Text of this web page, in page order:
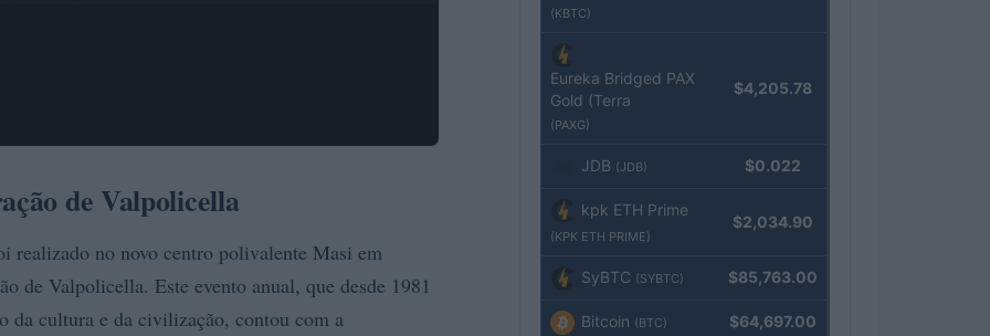
de Valpolicella
realizado no novo centro polivalente Masi em
de Valpolicella. Este evento anual, que desde 1981
da cultura e da civilização, contou com a
(KBTC)
Eureka Bridged PAX
Gold (Terra
(PAXG)
$4,205.78
JDB (JDB) $0.022
kpk ETH Prime
(KPK ETH PRIME)
$2,034.90
SyBTC (SYBTC) $85,763.00
Bitcoin (BTC) $64,697.00